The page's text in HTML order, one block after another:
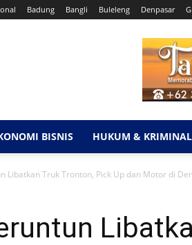
Badung Bangli Buleleng Denpasar
BISNIS HUKUM & KRIMINAL
Libatkan Truk Tronton, Pick Up dan Motor di